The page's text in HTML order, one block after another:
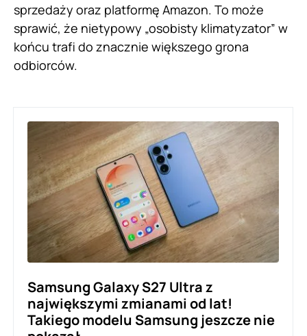
sprzedaży oraz platformę Amazon. To może
sprawić, że nietypowy „osobisty klimatyzator” w
końcu trafi do znacznie większego grona
odbiorców.
Samsung Galaxy S27 Ultra z
największymi zmianami od lat!
Takiego modelu Samsung jeszcze nie